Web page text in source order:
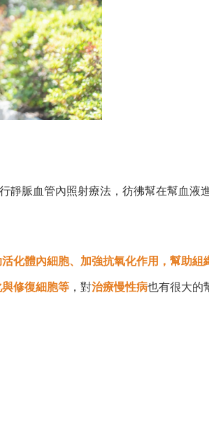
靜脈血管內照射療法，彷彿幫在幫血液
化體內細胞、加強抗氧化作用，幫助組
修復細胞等 ，對治療慢性病也有很大的